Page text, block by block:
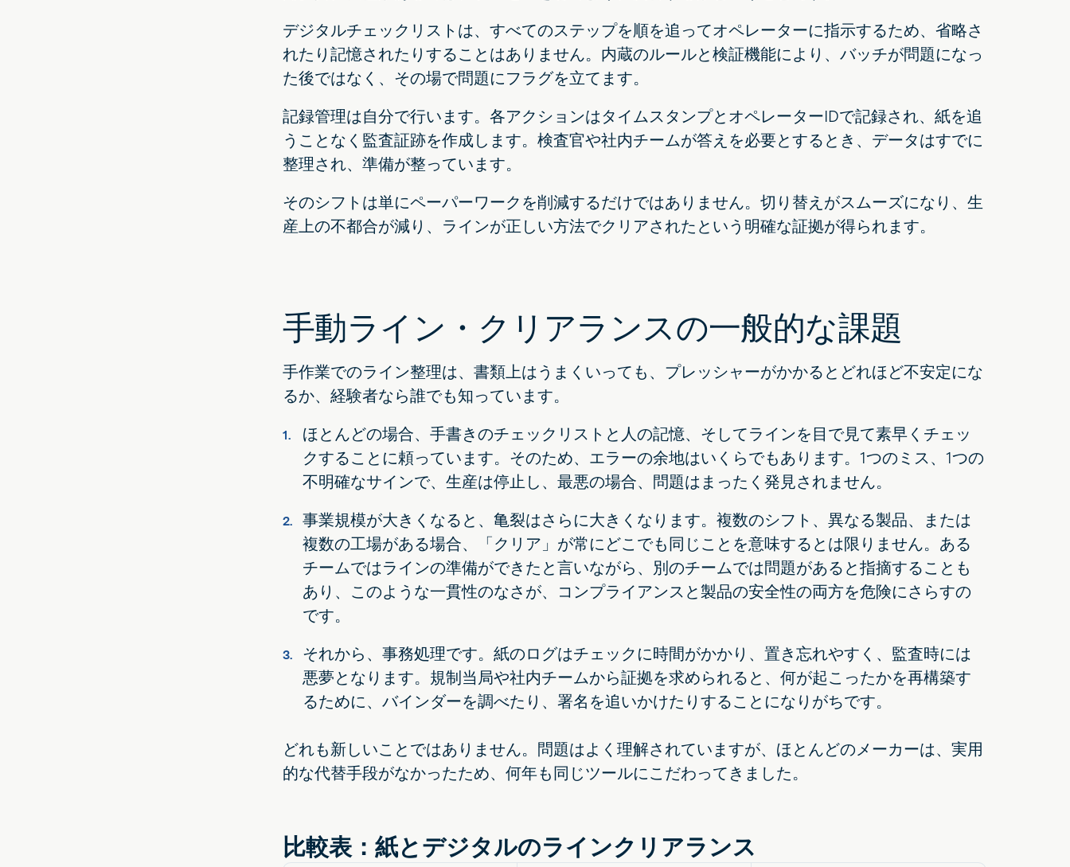
デジタルチェックリストは、すべてのステップを順を追ってオペレーターに指示するため、省略さ
れたり記憶されたりすることはありません。内蔵のルールと検証機能により、バッチが問題になっ
た後ではなく、その場で問題にフラグを立てます。
記録管理は自分で行います。各アクションはタイムスタンプとオペレーターIDで記録され、紙を追
うことなく監査証跡を作成します。検査官や社内チームが答えを必要とするとき、データはすでに
整理され、準備が整っています。
そのシフトは単にペーパーワークを削減するだけではありません。切り替えがスムーズになり、生
産上の不都合が減り、ラインが正しい方法でクリアされたという明確な証拠が得られます。
手動ライン・クリアランスの一般的な課題
手作業でのライン整理は、書類上はうまくいっても、プレッシャーがかかるとどれほど不安定にな
るか、経験者なら誰でも知っています。
ほとんどの場合、手書きのチェックリストと人の記憶、そしてラインを目で見て素早くチェッ
クすることに頼っています。そのため、エラーの余地はいくらでもあります。1つのミス、1つの
不明確なサインで、生産は停止し、最悪の場合、問題はまったく発見されません。
事業規模が大きくなると、亀裂はさらに大きくなります。複数のシフト、異なる製品、または
複数の工場がある場合、「クリア」が常にどこでも同じことを意味するとは限りません。ある
チームではラインの準備ができたと言いながら、別のチームでは問題があると指摘することも
あり、このような一貫性のなさが、コンプライアンスと製品の安全性の両方を危険にさらすの
です。
それから、事務処理です。紙のログはチェックに時間がかかり、置き忘れやすく、監査時には
悪夢となります。規制当局や社内チームから証拠を求められると、何が起こったかを再構築す
るために、バインダーを調べたり、署名を追いかけたりすることになりがちです。
どれも新しいことではありません。問題はよく理解されていますが、ほとんどのメーカーは、実用
的な代替手段がなかったため、何年も同じツールにこだわってきました。
比較表：紙とデジタルのラインクリアランス